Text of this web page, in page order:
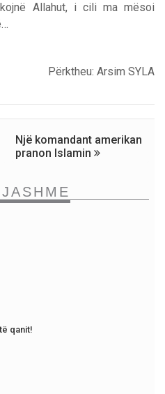
Allahut, i cili ma mësoi
Përktheu: Arsim SYLA
Një komandant amerikan
pranon Islamin
qanit!